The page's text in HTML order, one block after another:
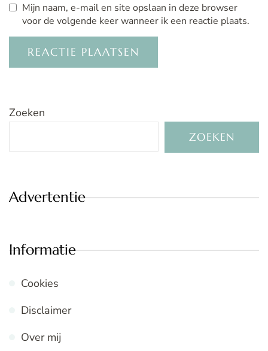
Mijn naam, e-mail en site opslaan in deze browser
voor de volgende keer wanneer ik een reactie plaats.
Zoeken
ZOEKEN
Advertentie
Informatie
Cookies
Disclaimer
Over mij